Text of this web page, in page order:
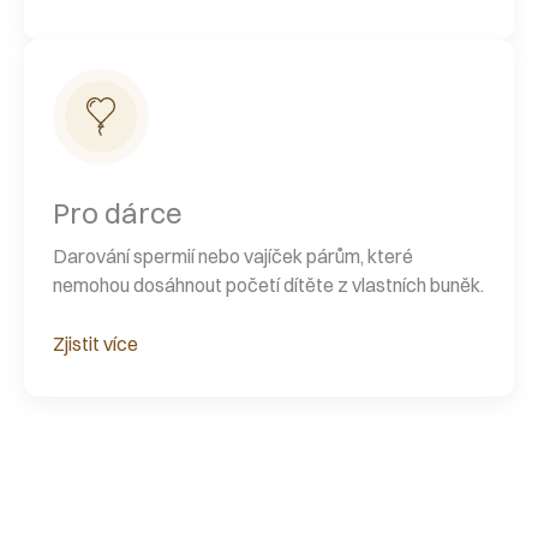
Pro dárce
Darování spermií nebo vajíček párům, které
nemohou dosáhnout početí dítěte z vlastních buněk.
Zjistit více